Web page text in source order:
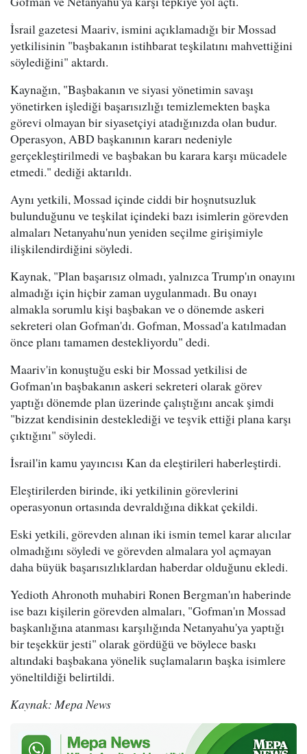
İsrail gazetesi Maariv, ismini açıklamadığı bir Mossad
yetkilisinin "başbakanın istihbarat teşkilatını mahvettiğini
söylediğini" aktardı.
Kaynağın, "Başbakanın ve siyasi yönetimin savaşı
yönetirken işlediği başarısızlığı temizlemekten başka
görevi olmayan bir siyasetçiyi atadığınızda olan budur.
Operasyon, ABD başkanının kararı nedeniyle
gerçekleştirilmedi ve başbakan bu karara karşı mücadele
etmedi." dediği aktarıldı.
Aynı yetkili, Mossad içinde ciddi bir hoşnutsuzluk
bulunduğunu ve teşkilat içindeki bazı isimlerin görevden
almaları Netanyahu'nun yeniden seçilme girişimiyle
ilişkilendirdiğini söyledi.
Kaynak, "Plan başarısız olmadı, yalnızca Trump'ın onayını
almadığı için hiçbir zaman uygulanmadı. Bu onayı
almakla sorumlu kişi başbakan ve o dönemde askeri
sekreteri olan Gofman'dı. Gofman, Mossad'a katılmadan
önce planı tamamen destekliyordu" dedi.
Maariv'in konuştuğu eski bir Mossad yetkilisi de
Gofman'ın başbakanın askeri sekreteri olarak görev
yaptığı dönemde plan üzerinde çalıştığını ancak şimdi
"bizzat kendisinin desteklediği ve teşvik ettiği plana karşı
çıktığını" söyledi.
İsrail'in kamu yayıncısı Kan da eleştirileri haberleştirdi.
Eleştirilerden birinde, iki yetkilinin görevlerini
operasyonun ortasında devraldığına dikkat çekildi.
Eski yetkili, görevden alınan iki ismin temel karar alıcılar
olmadığını söyledi ve görevden almalara yol açmayan
daha büyük başarısızlıklardan haberdar olduğunu ekledi.
Yedioth Ahronoth muhabiri Ronen Bergman'ın haberinde
ise bazı kişilerin görevden almaları, "Gofman'ın Mossad
başkanlığına atanması karşılığında Netanyahu'ya yaptığı
bir teşekkür jesti" olarak gördüğü ve böylece baskı
altındaki başbakana yönelik suçlamaların başka isimlere
yöneltildiği belirtildi.
Kaynak: Mepa News